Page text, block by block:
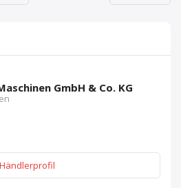
GmbH & Co. KG
Händlerprofil